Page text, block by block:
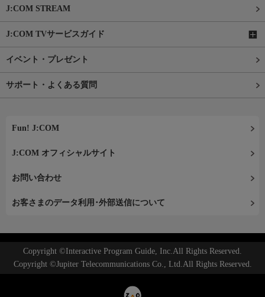
J:COM STREAM
J:COM TVサービスガイド
イベント・プレゼント
サポート・よくある質問
Fun! J:COM
J:COM オフィシャルサイト
お問い合わせ
お客さまのデータ利用･外部送信について
Copyright ©Interactive Program Guide, Inc.All Rights Reserved.
Copyright ©Jupiter Telecommunications Co., Ltd.All Rights Reserved.